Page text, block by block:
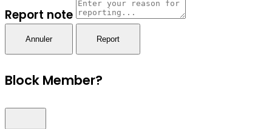
Report note
Report
Block Member?